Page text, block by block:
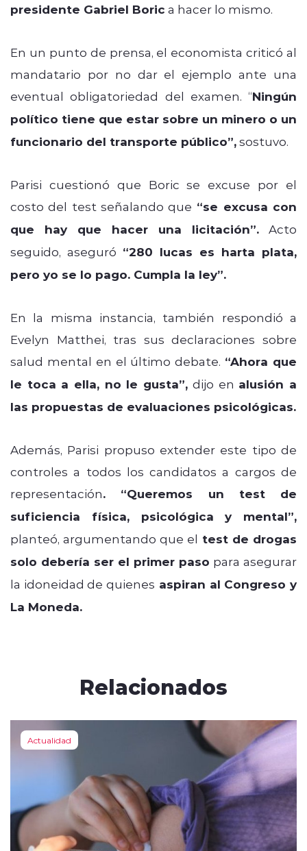
presidente Gabriel Boric a hacer lo mismo.
En un punto de prensa, el economista criticó al
mandatario por no dar el ejemplo ante una
eventual obligatoriedad del examen. “Ningún
político tiene que estar sobre un minero o un
funcionario del transporte público”,sostuvo.
Parisi cuestionó que Boric se excuse por el
costo del test señalando que “se excusa con
que hay que hacer una licitación”. Acto
seguido, aseguró “280 lucas es harta plata,
pero yo se lo pago. Cumpla la ley”.
En la misma instancia, también respondió a
Evelyn Matthei, tras sus declaraciones sobre
salud mental en el último debate. “Ahora que
le toca a ella, no le gusta”, dijo en alusión a
las propuestas de evaluaciones psicológicas.
Además, Parisi propuso extender este tipo de
controles a todos los candidatos a cargos de
representación. “Queremos un test de
suficiencia física, psicológica y mental”,
planteó, argumentando que el test de drogas
solo debería ser el primer paso para asegurar
la idoneidad de quienes aspiran al Congreso y
La Moneda.
Relacionados
Actualidad